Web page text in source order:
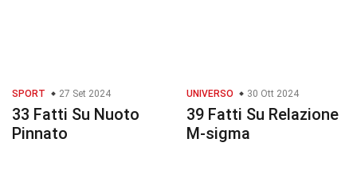
SPORT 27 Set 2024
33 Fatti Su Nuoto
Pinnato
UNIVERSO 30 Ott 2024
39 Fatti Su Relazione
M-sigma